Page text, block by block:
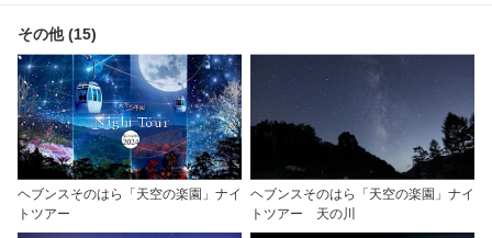
その他 (15)
ヘブンスそのはら「天空の楽園」ナイ
トツアー
ヘブンスそのはら「天空の楽園」ナイ
トツアー 天の川